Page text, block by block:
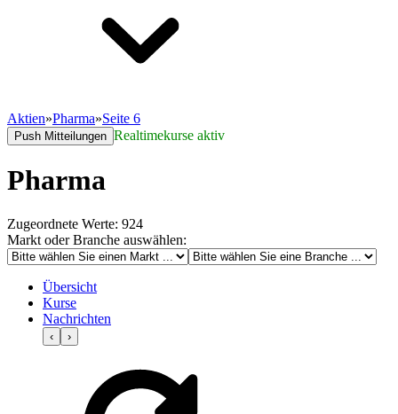
Aktien»Pharma»Seite 6
Push Mitteilungen Realtimekurse aktiv
Pharma
Zugeordnete Werte: 924
Markt oder Branche auswählen:
Übersicht
Kurse
Nachrichten
‹ ›